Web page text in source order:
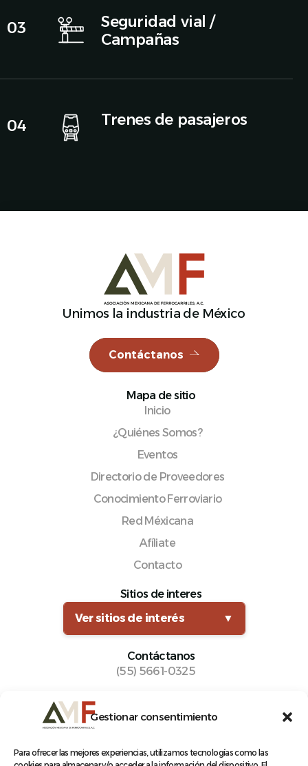
Gestionar consentimiento
Para ofrecer las mejores experiencias, utilizamos tecnologías como las
03
Seguridad vial /
Campañas
04 Trenes de pasajeros
Unimos la industria de México
Contáctanos
Mapa de sitio
Inicio
¿Quiénes Somos?
Eventos
Directorio de Proveedores
Conocimiento Ferroviario
Red Méxicana
Afíliate
Contacto
Sitios de interes
Ver sitios de interés
▼
Contáctanos
(55) 5661-0325
comunicacion@amf.org.mx
Manuel María Contreras 133, Cuauhtémoc,